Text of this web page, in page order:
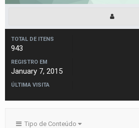
TOTAL DE ITENS
943
REGISTRO EM
January 7, 2015
ÚLTIMA VISITA
Tipo de Conteúdo